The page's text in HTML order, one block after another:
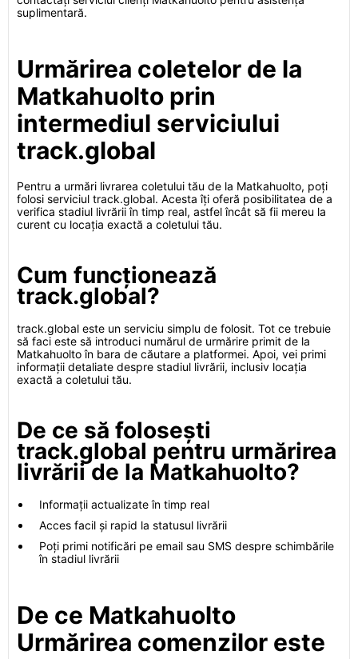
suplimentară.
Urmărirea coletelor de la
Matkahuolto prin
intermediul serviciului
track.global
Pentru a urmări livrarea coletului tău de la Matkahuolto, poți
folosi serviciul track.global. Acesta îți oferă posibilitatea de a
verifica stadiul livrării în timp real, astfel încât să fii mereu la
curent cu locația exactă a coletului tău.
Cum funcționează
track.global?
track.global este un serviciu simplu de folosit. Tot ce trebuie
să faci este să introduci numărul de urmărire primit de la
Matkahuolto în bara de căutare a platformei. Apoi, vei primi
informații detaliate despre stadiul livrării, inclusiv locația
exactă a coletului tău.
De ce să folosești
track.global pentru urmărirea
livrării de la Matkahuolto?
Informații actualizate în timp real
Acces facil și rapid la statusul livrării
Poți primi notificări pe email sau SMS despre schimbările
în stadiul livrării
De ce Matkahuolto
Urmărirea comenzilor este